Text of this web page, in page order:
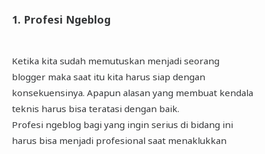
1. Profesi Ngeblog
Ketika kita sudah memutuskan menjadi seorang
blogger maka saat itu kita harus siap dengan
konsekuensinya. Apapun alasan yang membuat kendala
teknis harus bisa teratasi dengan baik.
Profesi ngeblog bagi yang ingin serius di bidang ini
harus bisa menjadi profesional saat menaklukkan